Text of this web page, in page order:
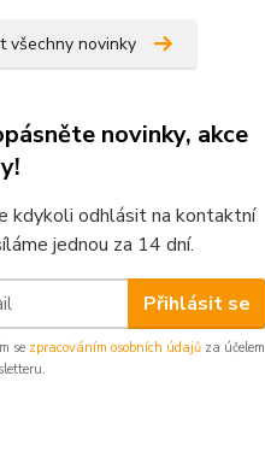
všechny novinky
novinky, akce
kdykoli odhlásit na kontaktní
jednou za 14 dní.
Přihlásit se
se zpracováním osobních údajů za účelem